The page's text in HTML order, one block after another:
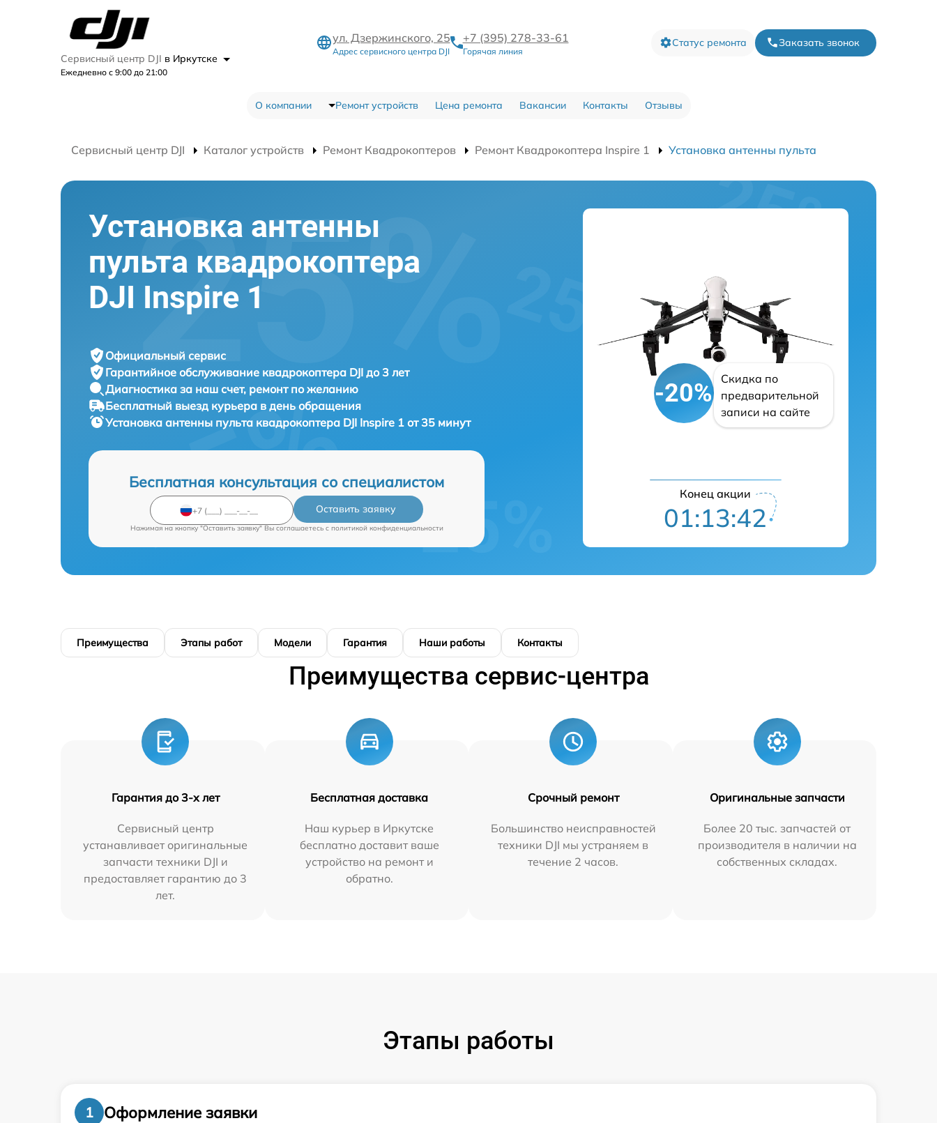
Сервисный центр DJI в Иркутске
Ежедневно с 9:00 до 21:00
ул. Дзержинского, 25
Адрес сервисного центра DJI
+7 (395) 278-33-61
Горячая линия
Статус ремонта Заказать звонок
О компании Ремонт устройств Цена ремонта Вакансии Контакты Отзывы
Сервисный центр DJI Каталог устройств Ремонт Квадрокоптеров Ремонт Квадрокоптера Inspire 1 Установка антенны пульта
Установка антенны
пульта квадрокоптера
DJI Inspire 1
Официальный сервис
Гарантийное обслуживание квадрокоптера DJI до 3 лет
Диагностика за наш счет, ремонт по желанию
Бесплатный выезд курьера в день обращения
Установка антенны пульта квадрокоптера DJI Inspire 1 от 35 минут
Бесплатная консультация со специалистом
Оставить заявку
Нажимая на кнопку "Оставить заявку" Вы соглашаетесь c политикой конфиденциальности
-20%
Скидка по
предварительной
записи на сайте
Конец акции
01:13:41
Преимущества Этапы работ Модели Гарантия Наши работы Контакты
Преимущества сервис-центра
Гарантия до 3-х лет
Сервисный центр
устанавливает оригинальные
запчасти техники DJI и
предоставляет гарантию до 3
лет.
Бесплатная доставка
Наш курьер в Иркутске
бесплатно доставит ваше
устройство на ремонт и
обратно.
Срочный ремонт
Большинство неисправностей
техники DJI мы устраняем в
течение 2 часов.
Оригинальные запчасти
Более 20 тыс. запчастей от
производителя в наличии на
собственных складах.
Этапы работы
1
Оформление заявки